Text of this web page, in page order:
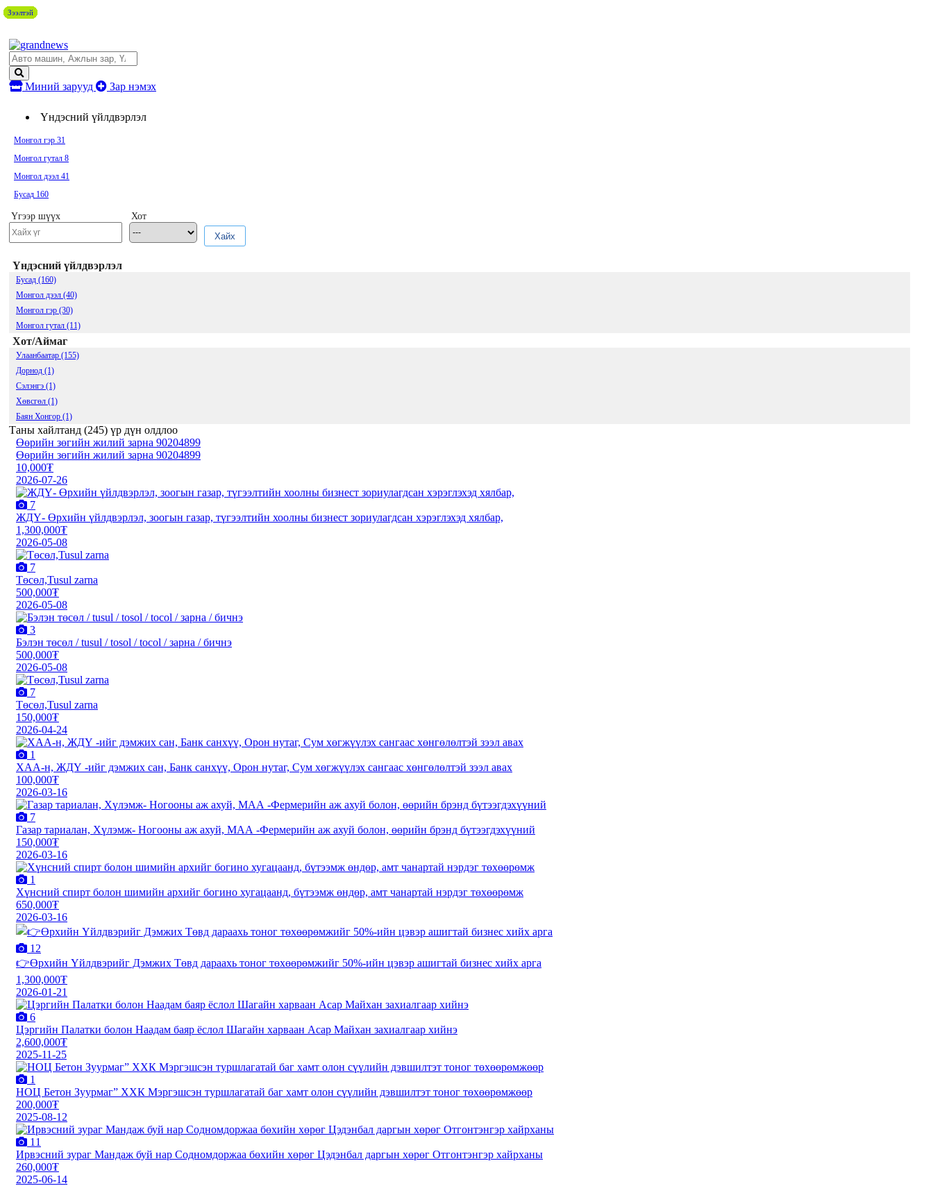
Миний зарууд Зар нэмэх
Үндэсний үйлдвэрлэл
Монгол гэр 31
Монгол гутал 8
Монгол дээл 41
Бусад 160
Үгээр шүүх
Хот
Хайх
Үндэсний үйлдвэрлэл
Бусад (160)
Монгол дээл (40)
Монгол гэр (30)
Монгол гутал (11)
Хот/Аймаг
Улаанбаатар (155)
Дорнод (1)
Сэлэнгэ (1)
Хөвсгөл (1)
Баян Хонгор (1)
Таны хайлтанд (245) үр дүн олдлоо
Өөрийн зөгийн жилий зарна 90204899
Өөрийн зөгийн жилий зарна 90204899
10,000₮
2026-07-26
Зээлтэй
7
ЖДҮ- Өрхийн үйлдвэрлэл, зоогын газар, түгээлтийн хоолны бизнест зориулагдсан хэрэглэхэд хялбар,
1,300,000₮
2026-05-08
7
Төсөл,Tusul zarna
500,000₮
2026-05-08
3
Бэлэн төсөл / tusul / tosol / tocol / зарна / бичнэ
500,000₮
2026-05-08
7
Төсөл,Tusul zarna
150,000₮
2026-04-24
1
XАА-н, ЖДҮ -ийг дэмжиx сан, Банк санxүү, Орон нутаг, Сум хөгжүүлэх сангаас хөнгөлөлтэй зээл авах
100,000₮
2026-03-16
7
Газар тариалан, Хүлэмж- Ногооны аж ахуй, МАА -Фермерийн аж ахуй болон, өөрийн брэнд бүтээгдэхүүний
150,000₮
2026-03-16
1
Хүнсний спирт болон шимийн архийг богино хугацаанд, бүтээмж өндөр, амт чанартай нэрдэг төхөөрөмж
650,000₮
2026-03-16
Зээлтэй
12
👉Өрхийн Үйлдвэрийг Дэмжих Төвд дараахь тоног төхөөрөмжийг 50%-ийн цэвэр ашигтай бизнес хийх арга
1,300,000₮
2026-01-21
Зээлтэй
6
Цэргийн Палатки болон Наадам баяр ёслол Шагайн харваан Асар Майхан захиалгаар хийнэ
2,600,000₮
2025-11-25
1
НОЦ Бетон Зуурмаг” ХХК Мэргэшсэн туршлагатай баг хамт олон сүүлийн дэвшилтэт тоног төхөөрөмжөөр
200,000₮
2025-08-12
11
Ирвэсний зураг Мандаж буй нар Содномдоржаа бөхийн хөрөг Цэдэнбал даргын хөрөг Отгонтэнгэр хайрханы
260,000₮
2025-06-14
Зээлтэй
Зээлтэй
Зээлтэй
Зээлтэй
Зээлтэй
Зээлтэй
Зээлтэй